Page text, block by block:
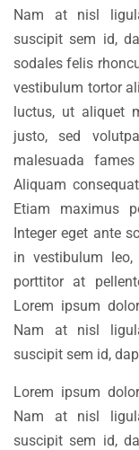
Nam at nisl
suscipit sem id,
sodales felis
vestibulum tortor
luctus, ut aliquet
justo, sed
malesuada
Aliquam
Etiam maximus
Integer eget ante
in vestibulum
porttitor at
Lorem ipsum
Nam at nisl
suscipit sem id,
Lorem ipsum
Nam at nisl
suscipit sem id,